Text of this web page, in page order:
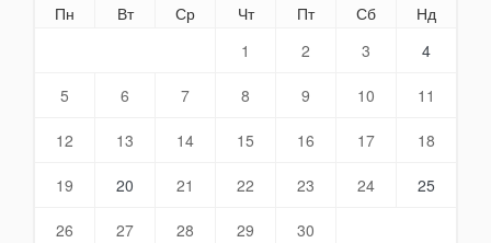
Пн
Вт Ср Чт Пт Сб
Нд
1
2 3 4
5 6 7 8 9 10 11
12 13 14 15 16 17 18
19 20 21 22 23 24 25
26 27 28 29
30